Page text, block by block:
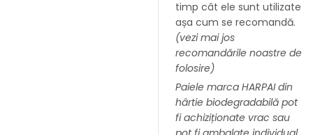
timp cât ele sunt utilizate
așa cum se recomandă.
(vezi mai jos
recomandările noastre de
folosire)
Paiele marca HARPAI din
hârtie biodegradabilă pot
fi achiziționate vrac sau